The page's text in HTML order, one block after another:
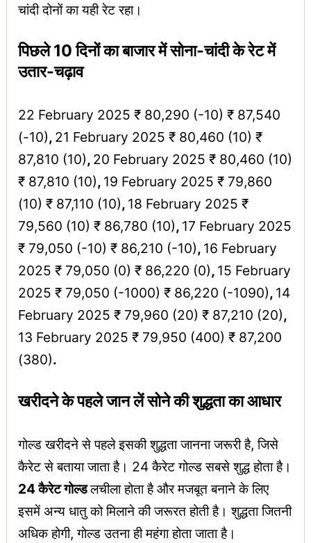
चांदी दोनों का यही रेट रहा।
पिछले 10 दिनों का बाजार में सोना-चांदी के रेट में
उतार-चढ़ाव
22 February 2025 ₹ 80,290 (-10) ₹ 87,540
(-10), 21 February 2025 ₹ 80,460 (10) ₹
87,810 (10), 20 February 2025 ₹ 80,460 (10)
₹ 87,810 (10), 19 February 2025 ₹ 79,860
(10) ₹ 87,110 (10), 18 February 2025 ₹
79,560 (10) ₹ 86,780 (10), 17 February 2025
₹ 79,050 (-10) ₹ 86,210 (-10), 16 February
2025 ₹ 79,050 (0) ₹ 86,220 (0), 15 February
2025 ₹ 79,050 (-1000) ₹ 86,220 (-1090), 14
February 2025 ₹ 79,960 (20) ₹ 87,210 (20),
13 February 2025 ₹ 79,950 (400) ₹ 87,200
(380).
खरीदने के पहले जान लें सोने की शुद्धता का आधार
गोल्ड खरीदने से पहले इसकी शुद्धता जानना जरूरी है, जिसे
कैरेट से बताया जाता है। 24 कैरेट गोल्ड सबसे शुद्ध होता है।
24 कैरेट गोल्डलचीला होता है और मजबूत बनाने के लिए
इसमें अन्य धातु को मिलाने की जरूरत होती है। शुद्धता जितनी
अधिक होगी, गोल्ड उतना ही महंगा होता जाता है।